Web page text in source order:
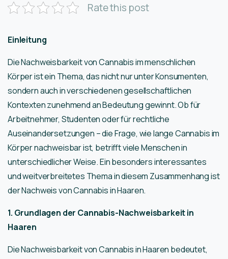
Rate this post
Einleitung
Die Nachweisbarkeit von Cannabis im menschlichen
Körper ist ein Thema, das nicht nur unter Konsumenten,
sondern auch in verschiedenen gesellschaftlichen
Kontexten zunehmend an Bedeutung gewinnt. Ob für
Arbeitnehmer, Studenten oder für rechtliche
Auseinandersetzungen – die Frage, wie lange Cannabis im
Körper nachweisbar ist, betrifft viele Menschen in
unterschiedlicher Weise. Ein besonders interessantes
und weitverbreitetes Thema in diesem Zusammenhang ist
der Nachweis von Cannabis in Haaren.
1. Grundlagen der Cannabis-Nachweisbarkeit in
Haaren
Die Nachweisbarkeit von Cannabis in Haaren bedeutet,